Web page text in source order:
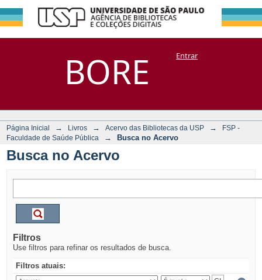
BORE
Busca no Acervo
DSpace/Manakin + CoriscoEntrar
Página Inicial → Livros → Acervo das Bibliotecas da USP →
FSP -
Faculdade de Saúde Pública
→ Busca no Acervo
Busca no Acervo
Filtros
Use filtros para refinar os resultados de busca.
Filtros atuais: